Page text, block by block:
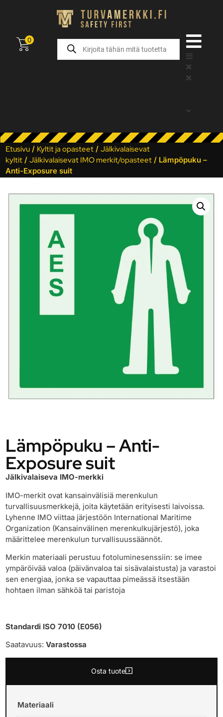
0
Etusivu / Kyltit ja opasteet /Jälkivalaisevat
kyltit /Jälkivalaisevat IMO merkit/opasteet / Lämpöpuku –
Anti-Exposure suit
Lämpöpuku – Anti-
Exposure suit
Jälkivalaiseva IMO-merkki
IMO-merkit ovat kansainvälisiä merenkulun
turvallisuusmerkkejä, joita käytetään erityisesti laivoissa.
Lyhenne IMO viittaa järjestöön International Maritime
Organization (Kansainvälinen merenkulkujärjestö), joka
määrittelee merenkulun turvallisuussäännöt.
Merkin materiaali perustuu fotoluminesenssiin: se imee
ympäröivää valoa (päivänvaloa tai sisävalaistusta) ja varastoi
sen energiaa, jonka se vapauttaa pimeässä itsestään
hohtaen ilman sähköä tai paristoja
Standardi ISO 7010 (E056)
Saatavuus:Varastossa
Osta tuote
Materiaali